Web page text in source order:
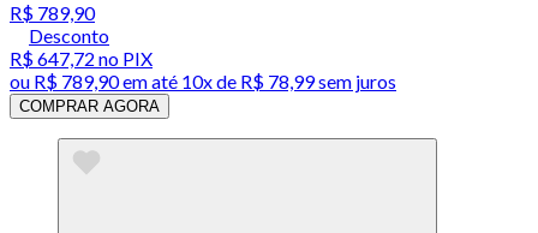
R$ 789,90
Desconto
R$ 647,72 no PIX
ou R$ 789,90em até 10x de R$ 78,99 sem juros
COMPRAR AGORA